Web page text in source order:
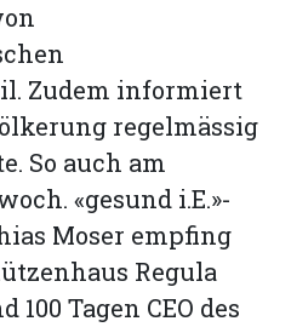
Zudem informiert
regelmässig
So auch am
«gesund i.E.»-
Moser empfing
Regula
Tagen CEO des